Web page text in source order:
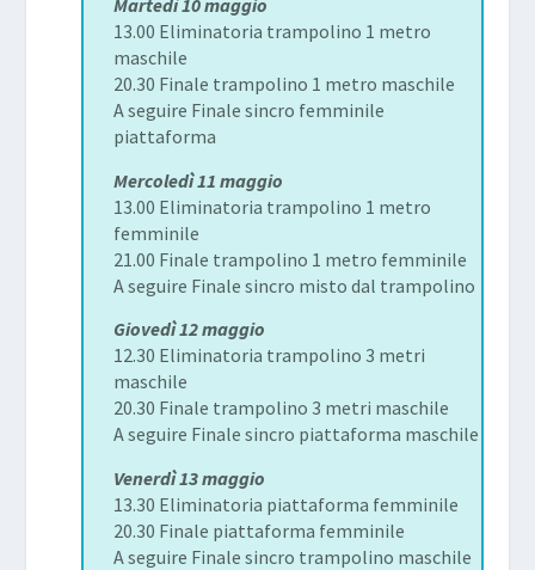
Martedì 10 maggio
13.00 Eliminatoria trampolino 1 metro
maschile
20.30 Finale trampolino 1 metro maschile
A seguire Finale sincro femminile
piattaforma
Mercoledì11 maggio
13.00 Eliminatoria trampolino 1 metro
femminile
21.00 Finale trampolino 1 metro femminile
A seguire Finale sincro misto dal trampolino
Giovedì 12 maggio
12.30 Eliminatoria trampolino 3 metri
maschile
20.30 Finale trampolino 3 metri maschile
A seguire Finale sincro piattaforma maschile
Venerdì 13 maggio
13.30 Eliminatoria piattaforma femminile
20.30 Finale piattaforma femminile
A seguire Finale sincro trampolino maschile